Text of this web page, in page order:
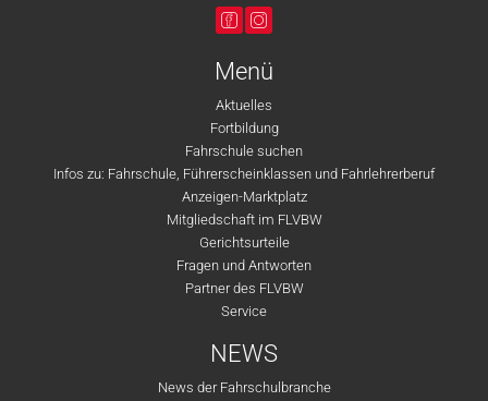
Menü
Aktuelles
Fortbildung
Fahrschule suchen
Infos zu: Fahrschule, Führerscheinklassen und Fahrlehrerberuf
Anzeigen-Marktplatz
Mitgliedschaft im FLVBW
Gerichtsurteile
Fragen und Antworten
Partner des FLVBW
Service
NEWS
News der Fahrschulbranche